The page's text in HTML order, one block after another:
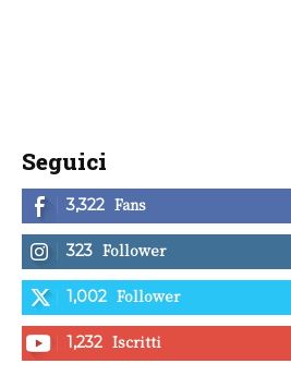
Seguici
3,322 Fans
323 Follower
1,002 Follower
1,232 Iscritti